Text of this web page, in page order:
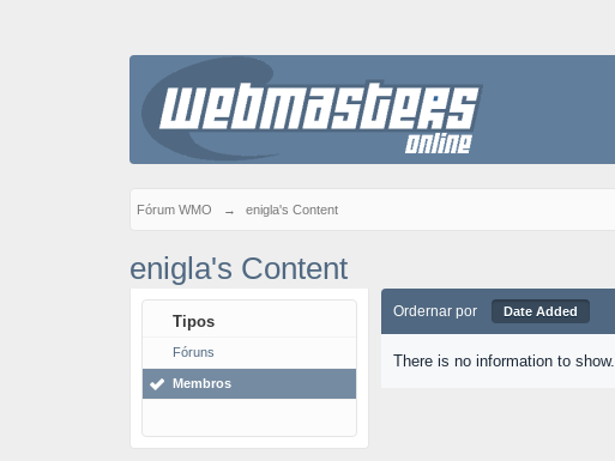
Fórum WMO → enigla's Content
enigla's Content
Tipos
Fóruns
Membros
Ordernar por Date Added
There is no information to show.